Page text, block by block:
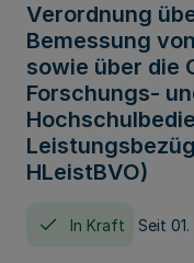
Verordnung
Bemessung
sowie über die
Forschungs-
HLeistBVO)
In Kraft Seit